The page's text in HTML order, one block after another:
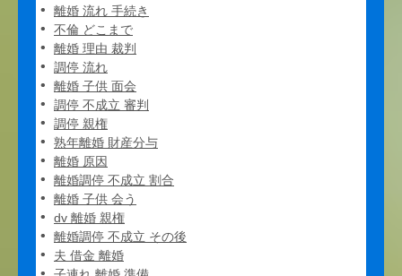
離婚 流れ 手続き
不倫 どこまで
離婚 理由 裁判
調停 流れ
離婚 子供 面会
調停 不成立 審判
調停 親権
熟年離婚 財産分与
離婚 原因
離婚調停 不成立 割合
離婚 子供 会う
dv 離婚 親権
離婚調停 不成立 その後
夫 借金 離婚